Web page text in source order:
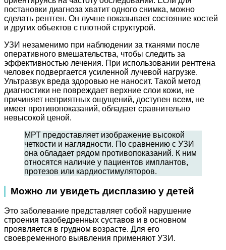
постановки диагноза хватит одного снимка, можно
сделать рентген. Он лучше показывает состояние костей
и других объектов с плотной структурой.
УЗИ незаменимо при наблюдении за тканями после
оперативного вмешательства, чтобы следить за
эффективностью лечения. При использовании рентгена
человек подвергается усиленной лучевой нагрузке.
Ультразвук вреда здоровью не наносит. Такой метод
диагностики не повреждает верхние слои кожи, не
причиняет неприятных ощущений, доступен всем, не
имеет противопоказаний, обладает сравнительно
невысокой ценой.
МРТ предоставляет изображение высокой
четкости и наглядности. По сравнению с УЗИ
она обладает рядом противопоказаний. К ним
относятся наличие у пациентов имплантов,
протезов или кардиостимуляторов.
Можно ли увидеть дисплазию у детей
Это заболевание представляет собой нарушение
строения тазобедренных суставов и в основном
проявляется в грудном возрасте. Для его
своевременного выявления применяют УЗИ.